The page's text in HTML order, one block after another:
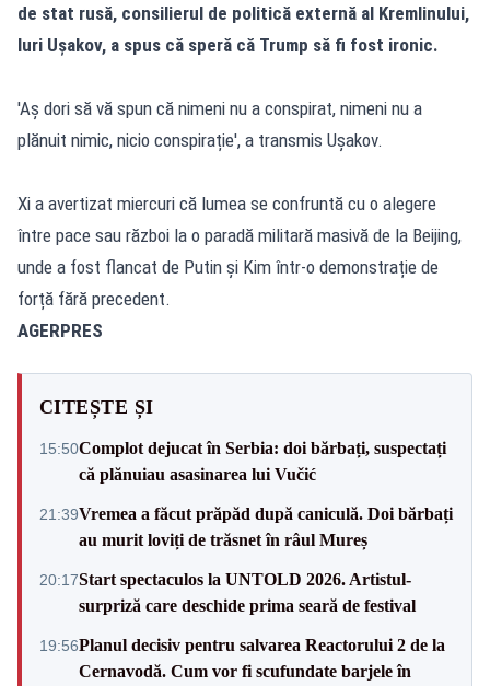
de stat rusă, consilierul de politică externă al Kremlinului,
Iuri Ușakov, a spus că speră că Trump să fi fost ironic.
'Aș dori să vă spun că nimeni nu a conspirat, nimeni nu a
plănuit nimic, nicio conspirație', a transmis Ușakov.
Xi a avertizat miercuri că lumea se confruntă cu o alegere
între pace sau război la o paradă militară masivă de la Beijing,
unde a fost flancat de Putin și Kim într-o demonstrație de
forță fără precedent.
AGERPRES
CITEȘTE ȘI
15:50Complot dejucat în Serbia: doi bărbați, suspectați
că plănuiau asasinarea lui Vučić
21:39Vremea a făcut prăpăd după caniculă. Doi bărbați
au murit loviți de trăsnet în râul Mureș
20:17Start spectaculos la UNTOLD 2026. Artistul-
surpriză care deschide prima seară de festival
19:56Planul decisiv pentru salvarea Reactorului 2 de la
Cernavodă. Cum vor fi scufundate barjele în